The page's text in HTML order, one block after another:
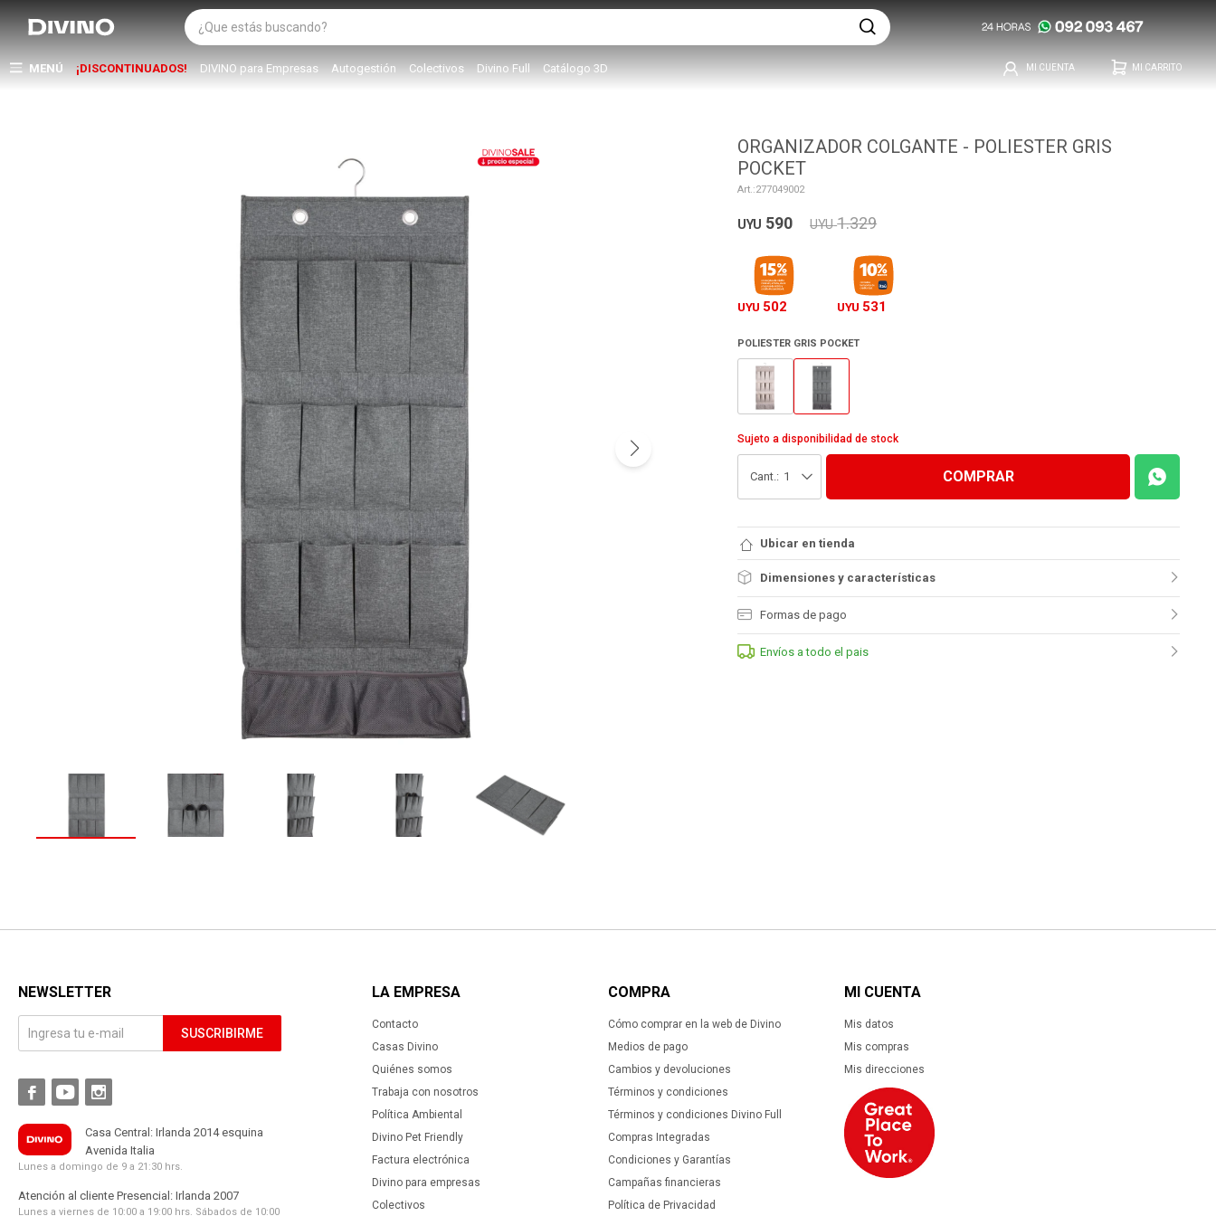
MENÚ ¡DISCONTINUADOS! DIVINO para Empresas Autogestión Colectivos Divino Full Catálogo 3D
ORGANIZADOR COLGANTE - POLIESTER GRIS
POCKET
277049002
UYU 590 UYU 1.329
UYU 502 UYU 531
POLIESTER GRIS POCKET
Sujeto a disponibilidad de stock
1 COMPRAR
Ubicar en tienda
Dimensiones y características
Formas de pago
Envíos a todo el pais
LA EMPRESA
Contacto
Casas Divino
Quiénes somos
Trabaja con nosotros
Política Ambiental
Divino Pet Friendly
Factura electrónica
Divino para empresas
Colectivos
COMPRA
Cómo comprar en la web de Divino
Medios de pago
Cambios y devoluciones
Términos y condiciones
Términos y condiciones Divino Full
Compras Integradas
Condiciones y Garantías
Campañas financieras
Política de Privacidad
MI CUENTA
Mis datos
Mis compras
Mis direcciones
NEWSLETTER
SUSCRIBIRME
  
Casa Central: Irlanda 2014 esquina
Avenida Italia
Lunes a domingo de 9 a 21:30 hrs.
Atención al cliente Presencial: Irlanda 2007
Lunes a viernes de 10:00 a 19:00 hrs. Sábados de 10:00